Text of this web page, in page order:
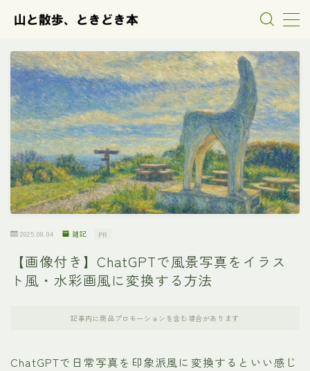
MENU
山行の記録
散歩の記録
本の紹介
雑記
2025.08.04 雑記 PR
【画像付き】ChatGPTで風景写真をイラス
ト風・水彩画風に変換する方法
記事内に商品プロモーションを含む場合があります
ChatGPTで日常写真を印象派風に変換するといい感じ